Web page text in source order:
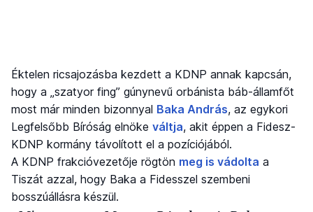
Éktelen ricsajozásba kezdett a KDNP annak kapcsán,
hogy a „szatyor fing” gúnynevű orbánista báb-államfőt
most már minden bizonnyal Baka András, az egykori
Legfelsőbb Bíróság elnöke váltja, akit éppen a Fidesz-
KDNP kormány távolított el a pozíciójából.
A KDNP frakcióvezetője rögtön meg is vádolta a
Tiszát azzal, hogy Baka a Fidesszel szembeni
bosszúállásra készül.